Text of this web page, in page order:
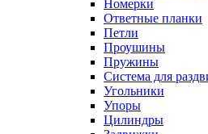
Номерки
Ответные планки
Петли
Проушины
Пружины
Система для
Угольники
Упоры
Цилиндры